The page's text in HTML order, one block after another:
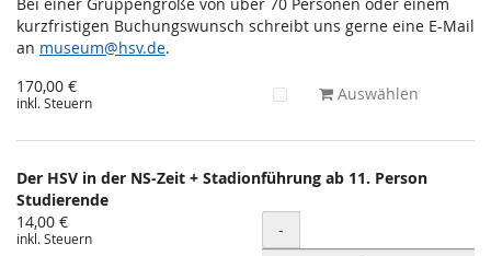
kurzfristigen Buchungswunsch schreibt uns gerne eine E-Mail
an museum@hsv.de.
170,00 €
inkl. Steuern Auswählen
Der HSV in der NS-Zeit + Stadionführung ab 11. Person
Studierende
14,00 €
inkl. Steuern Menge
-